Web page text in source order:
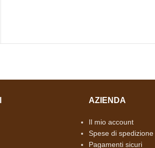
AZIENDA
Il mio account
Spese di spedizione
Pagamenti sicuri